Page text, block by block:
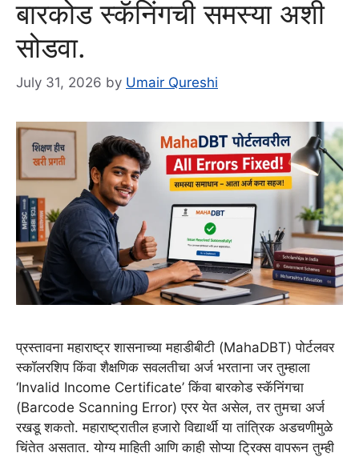
बारकोड स्कॅनिंगची समस्या अशी
सोडवा.
July 31, 2026 by Umair Qureshi
प्रस्तावना महाराष्ट्र शासनाच्या महाडीबीटी (MahaDBT) पोर्टलवर
स्कॉलरशिप किंवा शैक्षणिक सवलतीचा अर्ज भरताना जर तुम्हाला
‘Invalid Income Certificate’ किंवा बारकोड स्कॅनिंगचा
(Barcode Scanning Error) एरर येत असेल, तर तुमचा अर्ज
रखडू शकतो. महाराष्ट्रातील हजारो विद्यार्थी या तांत्रिक अडचणीमुळे
चिंतेत असतात. योग्य माहिती आणि काही सोप्या ट्रिक्स वापरून तुम्ही